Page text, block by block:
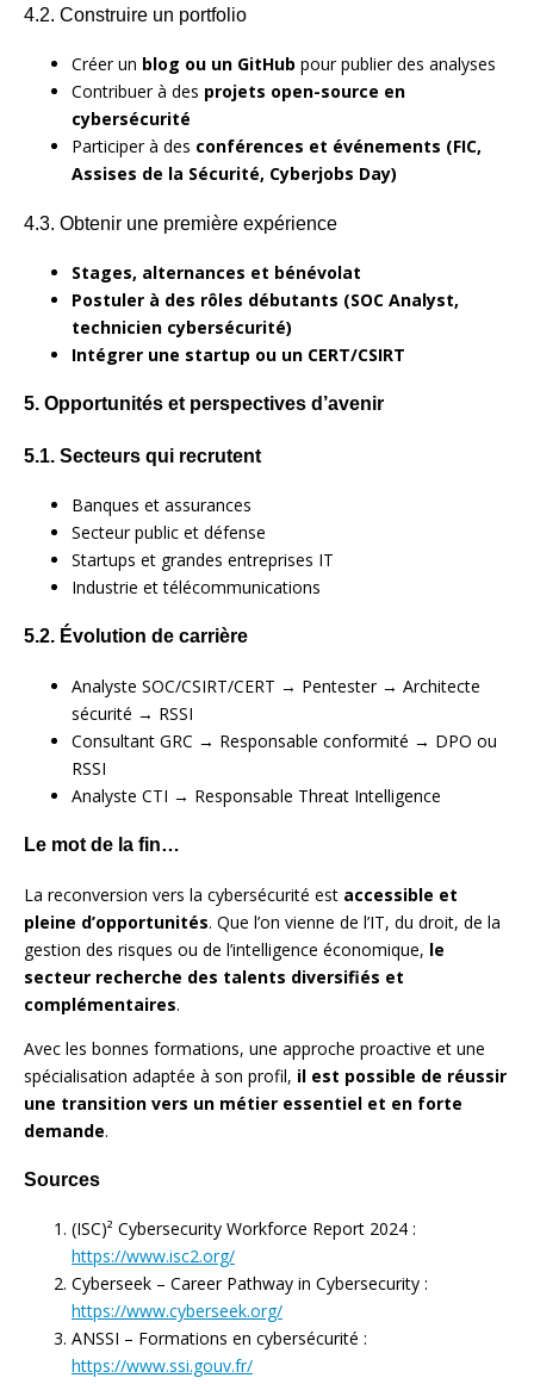
4.2. Construire un portfolio
Créer un blog ou un GitHub pour publier des analyses
Contribuer à des projets open-source en
cybersécurité
Participer à des conférences et événements (FIC,
Assises de la Sécurité, Cyberjobs Day)
4.3. Obtenir une première expérience
Stages, alternances et bénévolat
Postuler à des rôles débutants (SOC Analyst,
technicien cybersécurité)
Intégrer une startup ou un CERT/CSIRT
5. Opportunités et perspectives d’avenir
5.1. Secteurs qui recrutent
Banques et assurances
Secteur public et défense
Startups et grandes entreprises IT
Industrie et télécommunications
5.2. Évolution de carrière
Analyste SOC/CSIRT/CERT → Pentester → Architecte
sécurité → RSSI
Consultant GRC → Responsable conformité → DPO ou
RSSI
Analyste CTI → Responsable Threat Intelligence
Le mot de la fin…
La reconversion vers la cybersécurité est accessible et
pleine d’opportunités. Que l’on vienne de l’IT, du droit, de la
gestion des risques ou de l’intelligence économique, le
secteur recherche des talents diversifiés et
complémentaires.
Avec les bonnes formations, une approche proactive et une
spécialisation adaptée à son profil, il est possible de réussir
une transition vers un métier essentiel et en forte
demande.
Sources
(ISC)² Cybersecurity Workforce Report 2024 :
https://www.isc2.org/
Cyberseek – Career Pathway in Cybersecurity :
https://www.cyberseek.org/
ANSSI – Formations en cybersécurité :
https://www.ssi.gouv.fr/